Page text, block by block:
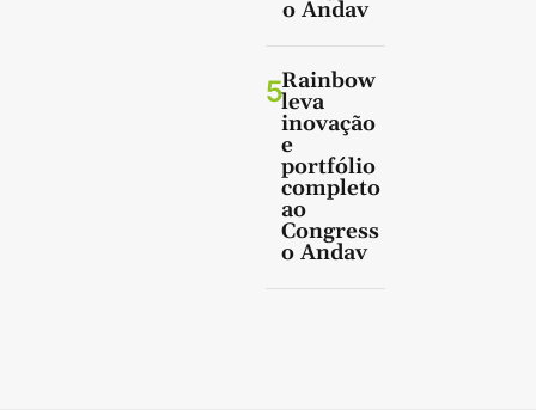
o Andav
5Rainbow
leva
inovação
e
portfólio
completo
ao
Congress
o Andav